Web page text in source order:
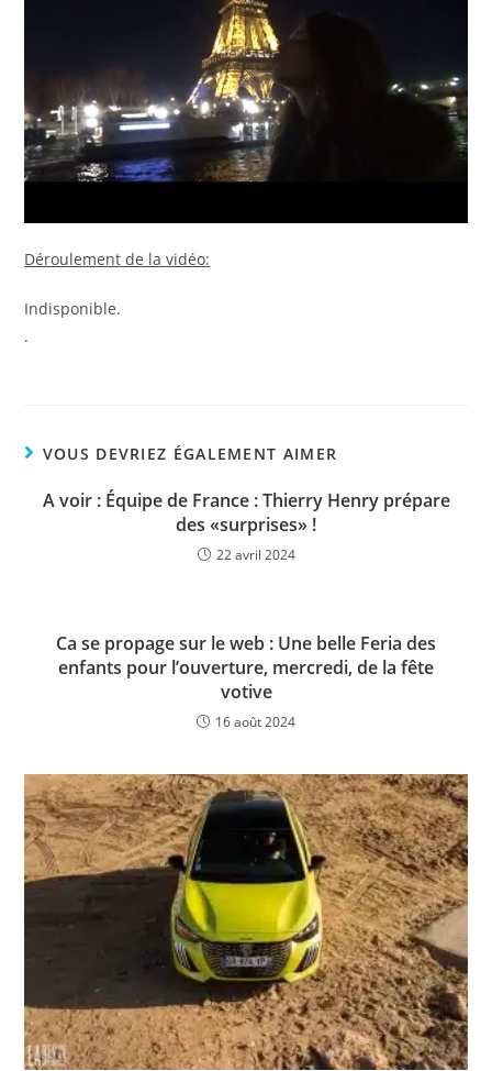
Déroulement de la vidéo:
Indisponible.
.
VOUS DEVRIEZ ÉGALEMENT AIMER
A voir : Équipe de France : Thierry Henry prépare
des «surprises» !
22 avril 2024
Ca se propage sur le web : Une belle Feria des
enfants pour l’ouverture, mercredi, de la fête
votive
16 août 2024